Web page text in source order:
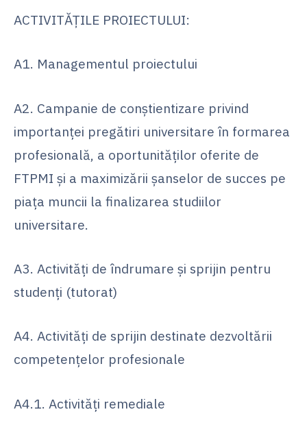
ACTIVITĂȚILE PROIECTULUI:
A1. Managementul proiectului
A2. Campanie de conștientizare privind
importanței pregătiri universitare în formarea
profesională, a oportunităților oferite de
FTPMI și a maximizării șanselor de succes pe
piața muncii la finalizarea studiilor
universitare.
A3. Activități de îndrumare și sprijin pentru
studenți (tutorat)
A4. Activități de sprijin destinate dezvoltării
competențelor profesionale
A4.1. Activități remediale